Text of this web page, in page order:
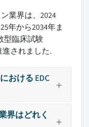
業界は、2024
年から2034年ま
型臨床試験
進されました.
おける EDC
界はどれく